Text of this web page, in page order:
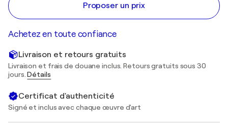
Proposer un prix
Achetez en toute confiance
Livraison et retours gratuits
Livraison et frais de douane inclus. Retours gratuits sous 30
jours.Détails
Certificat d'authenticité
Signé et inclus avec chaque œuvre d'art